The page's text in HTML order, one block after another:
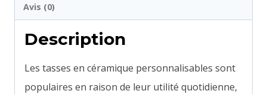
Avis (0)
Description
Les tasses en céramique personnalisables sont
populaires en raison de leur utilité quotidienne,